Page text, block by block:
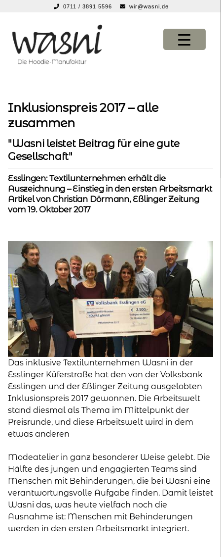
0711 / 3891 5596 wir@wasni.de
Navigation
springen
Inhalt
springen
über uns
service
SHOP
über uns
service
kontakt
home
Inklusionspreis 2017 – alle
zusammen
"Wasni leistet Beitrag für eine gute
Gesellschaft"
Esslingen: Textilunternehmen erhält die
Auszeichnung – Einstieg in den ersten Arbeitsmarkt
Artikel von Christian Dörmann, Eßlinger Zeitung
vom 19. Oktober 2017
Das inklusive Textilunternehmen Wasni in der
Esslinger Küferstraße hat den von der Volksbank
Esslingen und der Eßlinger Zeitung ausgelobten
Inklusionspreis 2017 gewonnen. Die Arbeitswelt
stand diesmal als Thema im Mittelpunkt der
Preisrunde, und diese Arbeitswelt wird in dem
etwas anderen
Modeatelier in ganz besonderer Weise gelebt. Die
Hälfte des jungen und engagierten Teams sind
Menschen mit Behinderungen, die bei Wasni eine
verantwortungsvolle Aufgabe finden. Damit leistet
Wasni das, was heute vielfach noch die
Ausnahme ist: Menschen mit Behinderungen
werden in den ersten Arbeitsmarkt integriert.